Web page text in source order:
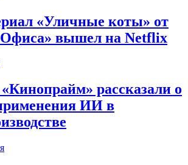
«Уличные коты» от
вышел на Netflix
рассказали о
ИИ в